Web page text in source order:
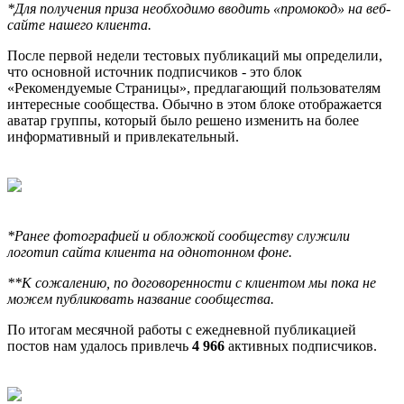
*Для получения приза необходимо вводить «промокод» на веб-
сайте нашего клиента.
После первой недели тестовых публикаций мы определили,
что основной источник подписчиков - это блок
«Рекомендуемые Страницы», предлагающий пользователям
интересные сообщества. Обычно в этом блоке отображается
аватар группы, который было решено изменить на более
информативный и привлекательный.
*Ранее фотографией и обложкой сообществу служили
логотип сайта клиента на однотонном фоне.
**К сожалению, по договоренности с клиентом мы пока не
можем публиковать название сообщества.
По итогам месячной работы с ежедневной публикацией
постов нам удалось привлечь 4 966 активных подписчиков.